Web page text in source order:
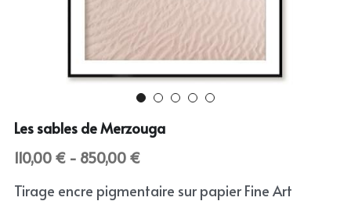
Abstract
Bloom
English
Les sables de Merzouga
110,00 € - 850,00 €
Tirage encre pigmentaire sur papier Fine Art